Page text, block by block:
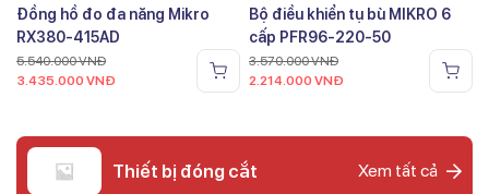
Đồng hồ đo đa năng Mikro
RX380-415AD
5.540.000VNĐ
3.435.000 VNĐ
Bộ điều khiển tụ bù MIKRO 6
cấp PFR96-220-50
3.570.000VNĐ
2.214.000 VNĐ
Thiết bị đóng cắt Xem tất cả